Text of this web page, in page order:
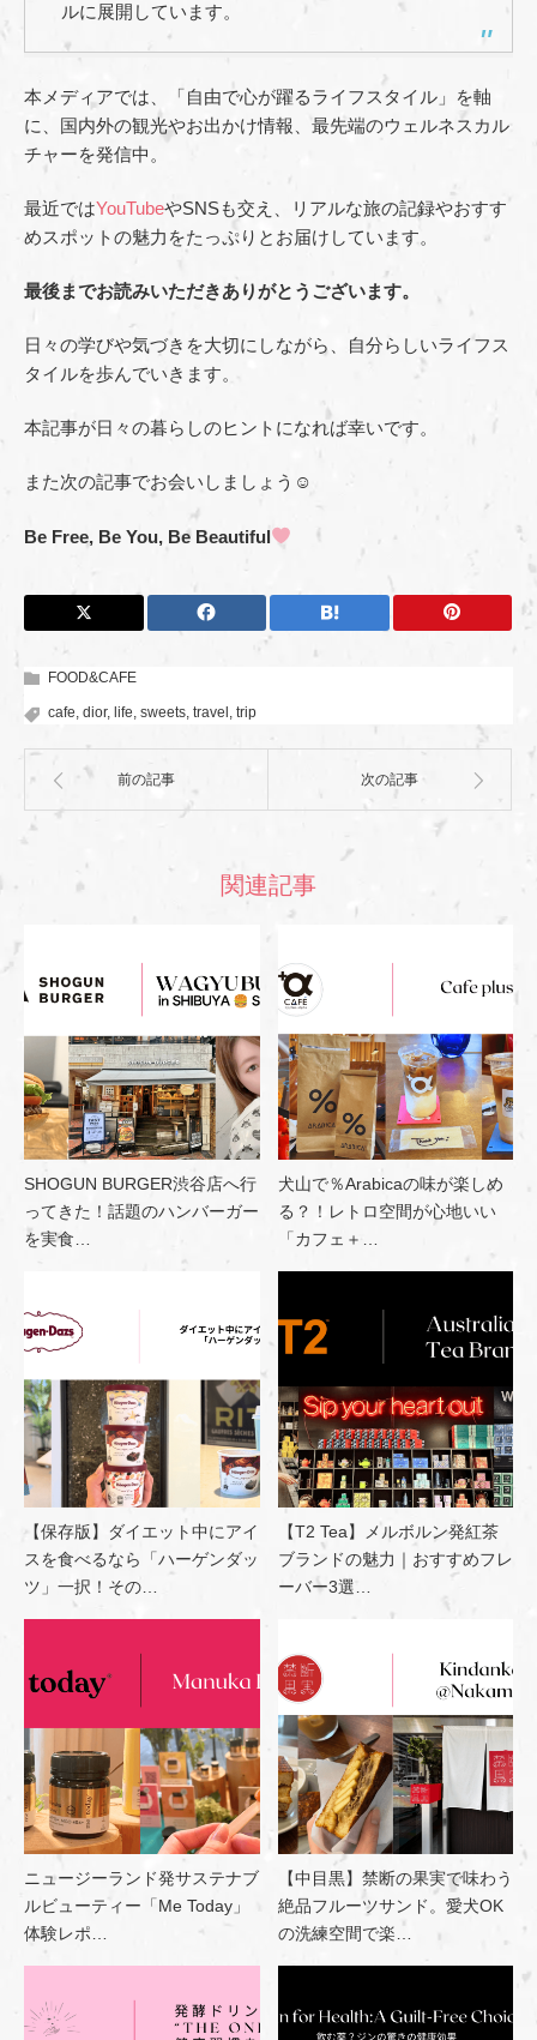
ルに展開しています。
本メディアでは、「自由で心が躍るライフスタイル」を軸
に、国内外の観光やお出かけ情報、最先端のウェルネスカル
チャーを発信中。
最近ではYouTubeやSNSも交え、リアルな旅の記録やおすす
めスポットの魅力をたっぷりとお届けしています。
最後までお読みいただきありがとうございます。
日々の学びや気づきを大切にしながら、自分らしいライフス
タイルを歩んでいきます。
本記事が日々の暮らしのヒントになれば幸いです。
また次の記事でお会いしましょう☺︎
Be Free, Be You, Be Beautiful
FOOD&CAFE
cafe dior, life sweets travel trip
前の記事 次の記事
関連記事
SHOGUN BURGER渋谷店へ行
ってきた！話題のハンバーガー
を実食…
犬山で％Arabicaの味が楽しめ
る？！レトロ空間が心地いい
「カフェ＋…
【保存版】ダイエット中にアイ
スを食べるなら「ハーゲンダッ
ツ」一択！その…
【T2 Tea】メルボルン発紅茶
ブランドの魅力｜おすすめフレ
ーバー3選…
ニュージーランド発サステナブ
ルビューティー「Me Today」
体験レポ…
【中目黒】禁断の果実で味わう
絶品フルーツサンド。愛犬OK
の洗練空間で楽…